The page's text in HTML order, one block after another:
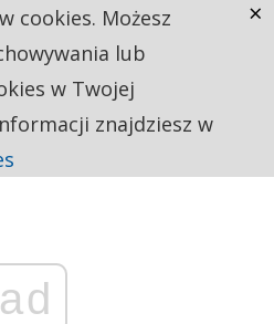
ad
cookies. Możesz
lub
w Twojej
znajdziesz w
×